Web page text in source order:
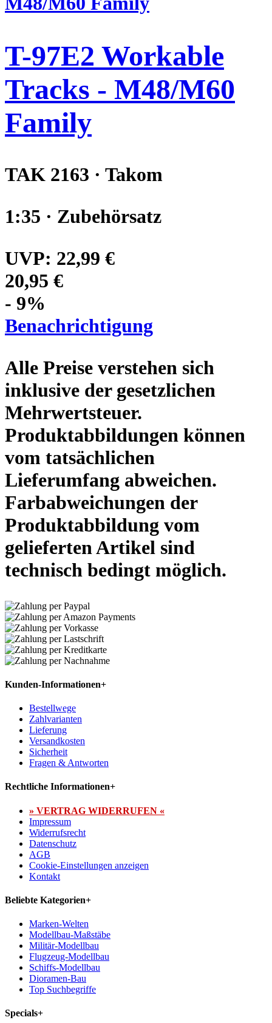
T-97E2 Workable
Tracks - M48/M60
Family
TAK 2163 · Takom
1:35 · Zubehörsatz
UVP: 22,99 €
20,95 €
- 9%
Benachrichtigung
Alle Preise verstehen sich
inklusive der gesetzlichen
Mehrwertsteuer.
Produktabbildungen können
vom tatsächlichen
Lieferumfang abweichen.
Farbabweichungen der
Produktabbildung vom
gelieferten Artikel sind
technisch bedingt möglich.
Kunden-Informationen+
Bestellwege
Zahlvarianten
Lieferung
Versandkosten
Sicherheit
Fragen & Antworten
Rechtliche Informationen+
» VERTRAG WIDERRUFEN «
Impressum
Widerrufsrecht
Datenschutz
AGB
Cookie-Einstellungen anzeigen
Kontakt
Beliebte Kategorien+
Marken-Welten
Modellbau-Maßstäbe
Militär-Modellbau
Flugzeug-Modellbau
Schiffs-Modellbau
Dioramen-Bau
Top Suchbegriffe
Specials+